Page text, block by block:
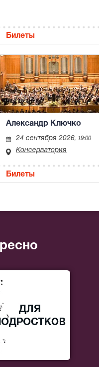
Билеты
Александр Ключко
24 сентября 2026, 19:00
Консерватория
Билеты